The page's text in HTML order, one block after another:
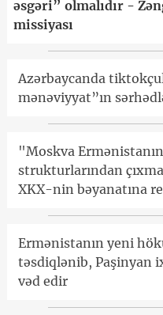
əsgəri” olmalıdır -
missiyası
Azərbaycanda
mənəviyyat”ın
"Moskva
strukturlarından
XKX-nin bəyanatına
Ermənistanın yeni
təsdiqlənib, Paşinyan
vəd edir